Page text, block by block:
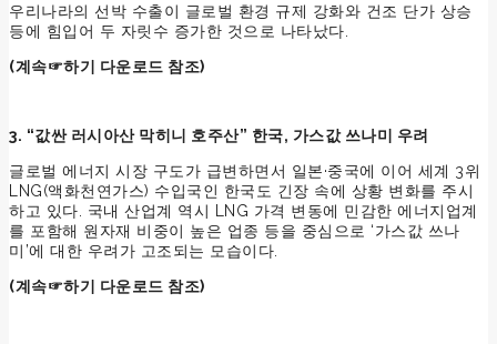
우리나라의 선박 수출이 글로벌 환경 규제 강화와 건조 단가 상승
등에 힘입어 두 자릿수 증가한 것으로 나타났다.
(계속☞하기 다운로드 참조)
3. “값싼 러시아산 막히니 호주산” 한국, 가스값 쓰나미 우려
글로벌 에너지 시장 구도가 급변하면서 일본·중국에 이어 세계 3위
LNG(액화천연가스) 수입국인 한국도 긴장 속에 상황 변화를 주시
하고 있다. 국내 산업계 역시 LNG 가격 변동에 민감한 에너지업계
를 포함해 원자재 비중이 높은 업종 등을 중심으로 ‘가스값 쓰나
미’에 대한 우려가 고조되는 모습이다.
(계속☞하기 다운로드 참조)